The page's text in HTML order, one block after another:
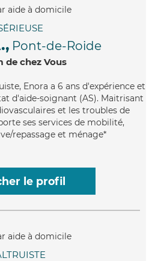
Pont-de-Roide
de chez Vous
Enora a 6 ans d'expérience et
d'aide-soignant (AS). Maitrisant
et les troubles de
ses services de mobilité,
repassage et ménage*
le profil